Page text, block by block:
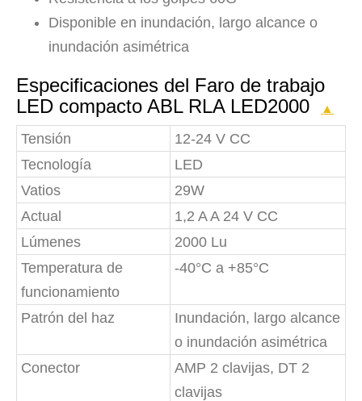
Disponible en inundación, largo alcance o
inundación asimétrica
Especificaciones del Faro de trabajo
LED compacto ABL RLA LED2000
▲
Tensión
12-24 V CC
Tecnología
LED
Vatios
29W
Actual
1,2 A A 24 V CC
Lúmenes
2000 Lu
Temperatura de
funcionamiento
-40°C a +85°C
Patrón del haz
Inundación, largo alcance
o inundación asimétrica
Conector
AMP 2 clavijas, DT 2
clavijas